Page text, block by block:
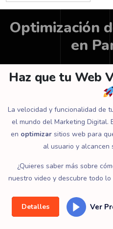
Optimización
en
Haz que tu Web
La velocidad y funcionalidad de
el mundo del Marketing Digital.
en optimizarsitios web para
al usuario y alcancen
¿Quieres saber más sobre
nuestro video y descubre todo lo
Detalles Ver